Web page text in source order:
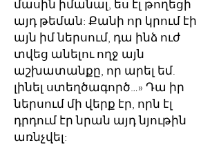
մասին իմանալ, ես էլ թողեցի
այդ թեման: Քանի որ կրում էի
այն իմ ներսում, դա ինձ ուժ
տվեց անելու ողջ այն
աշխատանքը, որ արել եմ.
լինել ստեղծագործ…» Դա իր
ներսում մի վերք էր, որն էլ
դրդում էր նրան այդ նյութին
առնչվել: